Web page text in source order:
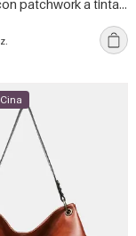
patchwork a tinta